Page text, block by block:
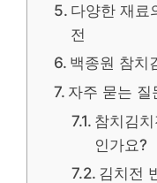
다양한 재료
전
백종원 참치
자주 묻는 질
참치김
인가요?
김치전